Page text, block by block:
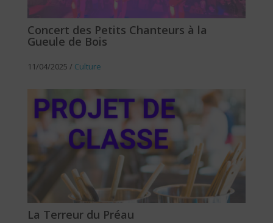
Concert des Petits Chanteurs à la
Gueule de Bois
11/04/2025 / Culture
La Terreur du Préau